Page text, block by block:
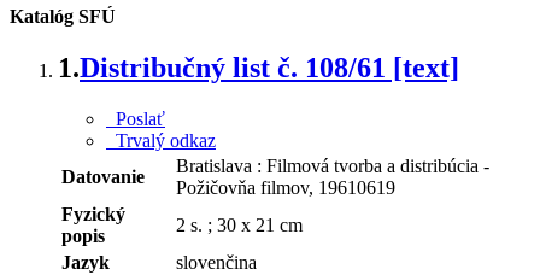
Katalóg SFÚ
1.Distribučný list č. 108/61 [text]
Poslať
Trvalý odkaz
Datovanie
Bratislava : Filmová tvorba a distribúcia -
Požičovňa filmov, 19610619
Fyzický
popis
2 s. ; 30 x 21 cm
Jazyk
slovenčina